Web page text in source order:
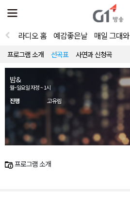
전
체
뉴
열
라디오 홈 예감좋은날 매일 그대와
프로그램 소개 선곡표 사연과 신청곡
밤&
월~일요일 자정 ~ 1시
진행 고유림
프로그램 소개